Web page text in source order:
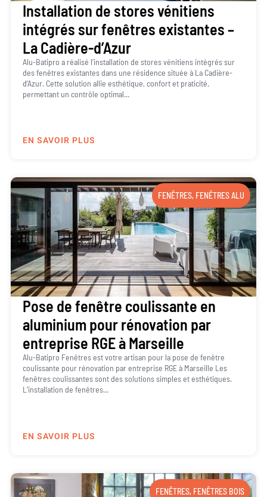
Installation de stores vénitiens
intégrés sur fenêtres existantes –
La Cadière-d’Azur
Alu-Batipro a réalisé l’installation de stores vénitiens intégrés sur
des fenêtres existantes dans une résidence située à La Cadière-
d’Azur. Cette solution allie esthétique, confort et praticité,
permettant un contrôle optimal...
EN SAVOIR PLUS
FENÊTRES, FENÊTRES ALU
Pose de fenêtre coulissante en
aluminium pour rénovation par
entreprise RGE à Marseille
Alu-Batipro Fenêtres est votre artisan pour la pose de fenêtre
coulissante pour rénovation par entreprise RGE à Marseille Les
fenêtres coulissantes sont des solutions simples et esthétiques.
L’installation de fenêtres...
EN SAVOIR PLUS
FENÊTRES, FENÊTRES BOIS